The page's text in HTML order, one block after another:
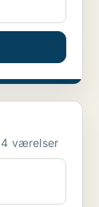
Andelsbolig til salg på 2100 København Ø 4 værelser